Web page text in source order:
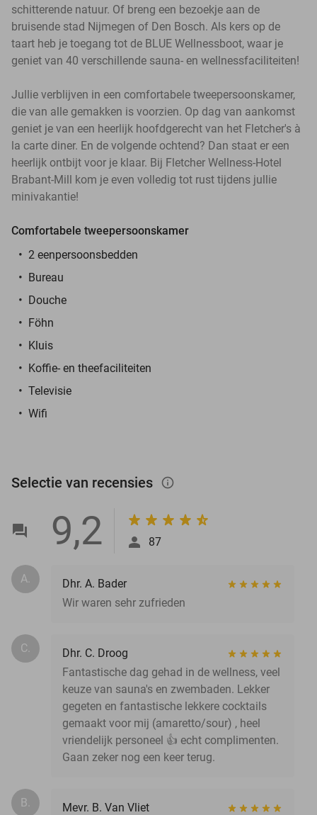
schitterende natuur. Of breng een bezoekje aan de
bruisende stad Nijmegen of Den Bosch. Als kers op de
taart heb je toegang tot de BLUE Wellnessboot, waar je
geniet van 40 verschillende sauna- en wellnessfaciliteiten!
Jullie verblijven in een comfortabele tweepersoonskamer,
die van alle gemakken is voorzien. Op dag van aankomst
geniet je van een heerlijk hoofdgerecht van het Fletcher's à
la carte diner. En de volgende ochtend? Dan staat er een
heerlijk ontbijt voor je klaar. Bij Fletcher Wellness-Hotel
Brabant-Mill kom je even volledig tot rust tijdens jullie
minivakantie!
Comfortabele tweepersoonskamer
2 eenpersoonsbedden
Bureau
Douche
Föhn
Kluis
Koffie- en theefaciliteiten
Televisie
Wifi
Selectie van recensies info_outlined
9,2 87
A.
Dhr. A. Bader
Wir waren sehr zufrieden
C.
Dhr. C. Droog
Fantastische dag gehad in de wellness, veel
keuze van sauna's en zwembaden. Lekker
gegeten en fantastische lekkere cocktails
gemaakt voor mij (amaretto/sour) , heel
vriendelijk personeel 👍 echt complimenten.
Gaan zeker nog een keer terug.
B.
Mevr. B. Van Vliet